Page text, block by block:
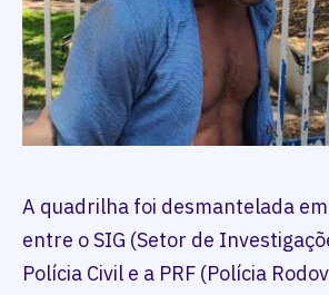
A quadrilha foi desmantelada
entre o SIG (Setor de
Polícia Civil e a PRF (Polícia